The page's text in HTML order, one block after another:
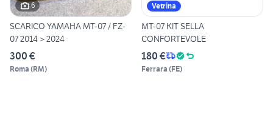
6
SCARICO YAMAHA MT-07 / FZ-
07 2014 > 2024
300 €
Roma (RM)
Vetrina
MT-07 KIT SELLA
CONFORTEVOLE
180 €
Ferrara (FE)